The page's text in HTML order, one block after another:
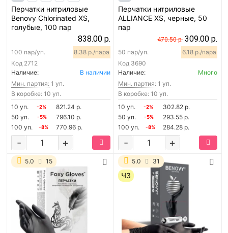
Перчатки нитриловые
Benovy Chlorinated XS,
голубые, 100 пар
838.00 р.
Код 2712
100 пар/уп. 8.38 р./пара
Наличие:
В наличии
Мин. партия: 1 уп.
В коробке: 10 уп.
10 уп.
-2%
821.24 р.
50 уп.
-5%
796.10 р.
100 уп.
-8% 770.96 р.
+
-
Перчатки нитриловые
ALLIANCE XS, черные, 50
пар
470.50 р. 309.00 р.
Код 3690
50 пар/уп. 6.18 р./пара
Наличие:
Много
Мин. партия: 1 уп.
В коробке: 10 уп.
10 уп.
-2%
302.82 р.
50 уп.
-5%
293.55 р.
100 уп.
-8% 284.28 р.
+
-
5.0 15 5.0 31
ЧЗ